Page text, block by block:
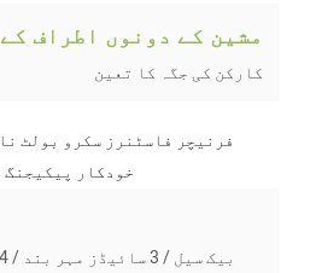
مشین کے دونوں اطراف کے لئے 2
کارکن کی جگہ کا تعین